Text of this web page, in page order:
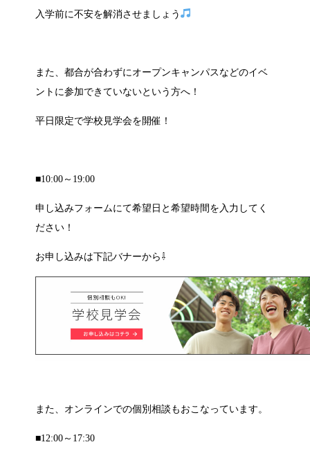
入学前に不安を解消させましょう
また、都合が合わずにオープンキャンパスなどのイベ
ントに参加できていないという方へ！
平日限定で学校見学会を開催！
■10:00～19:00
申し込みフォームにて希望日と希望時間を入力してく
ださい！
お申し込みは下記バナーから⇩
また、オンラインでの個別相談もおこなっています。
■12:00～17:30